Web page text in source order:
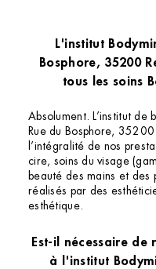
L'institut
Bosphore, 35200
tous les soins
Absolument. L’institut
Rue du Bosphore,
l’intégralité de nos
cire, soins du visage
beauté des mains et des
réalisés par des
esthétique.
Est-il nécessaire de
à l'institut